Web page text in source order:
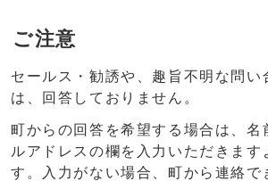
ご注意
セールス・勧誘や、趣旨不明な問い
は、回答しておりません。
町からの回答を希望する場合は、名
ルアドレスの欄を入力いただきます
す。入力がない場合、町から連絡で